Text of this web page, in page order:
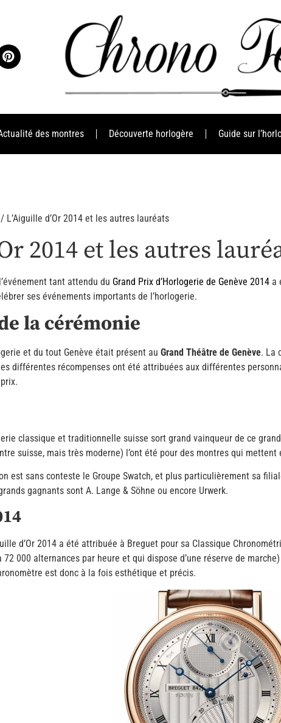
des montres Découverte horlogère Guide sur
/ L’Aiguille d’Or 2014 et les autres lauréats
2014 et les autres
tant attendu du Grand Prix d’Horlogerie de Genève 2014 a
ses événements importants de l’horlogerie.
la cérémonie
et du tout Genève était présent au Grand Théâtre de Genève. La
différentes récompenses ont été attribuées aux différentes
classique et traditionnelle suisse sort grand vainqueur de ce
suisse, mais très moderne) l’ont été pour des montres qui
est sans conteste le Groupe Swatch, et plus particulièrement sa
gagnants sont A. Lange & Söhne ou encore Urwerk.
d’Or 2014 a été attribuée à Breguet pour sa Classique
000 alternances par heure et qui dispose d’une réserve de
est donc à la fois esthétique et précis.